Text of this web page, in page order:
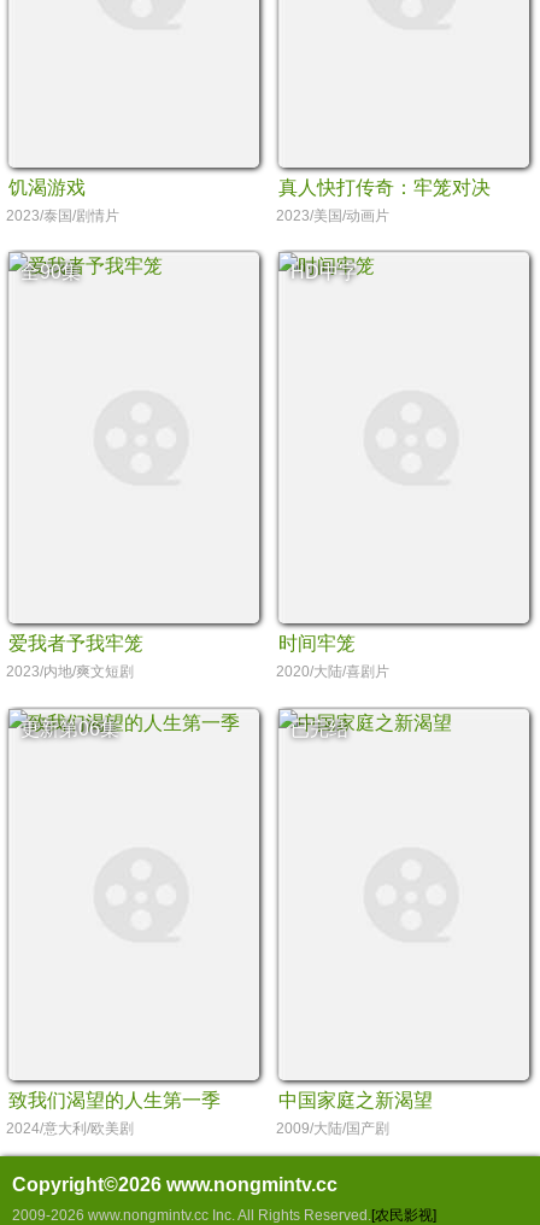
饥渴游戏
2023/泰国/剧情片
真人快打传奇：牢笼对决
2023/美国/动画片
全90集
爱我者予我牢笼
2023/内地/爽文短剧
HD中字
时间牢笼
2020/大陆/喜剧片
更新第06集
致我们渴望的人生第一季
2024/意大利/欧美剧
已完结
中国家庭之新渴望
2009/大陆/国产剧
Copyright©2026 www.nongmintv.cc
2009-2026 www.nongmintv.cc Inc. All Rights Reserved. [农民影视]